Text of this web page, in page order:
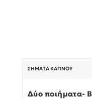
ΣΉΜΑΤΑ ΚΑΠΝΟΎ
Δύο ποιήματα-